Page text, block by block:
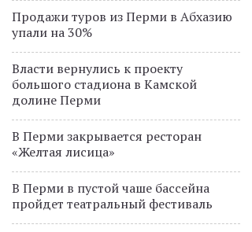
Продажи туров из Перми в Абхазию
упали на 30%
Власти вернулись к проекту
большого стадиона в Камской
долине Перми
В Перми закрывается ресторан
«Желтая лисица»
В Перми в пустой чаше бассейна
пройдет театральный фестиваль